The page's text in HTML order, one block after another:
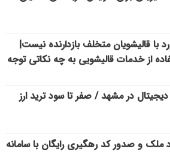
با قالیشویان متخلف بازدارنده نیست|
از خدمات قالیشویی به چه نکاتی توجه
در مشهد / صفر تا سود ترید ارز
ملک و صدور کد رهگیری رایگان با سامانه